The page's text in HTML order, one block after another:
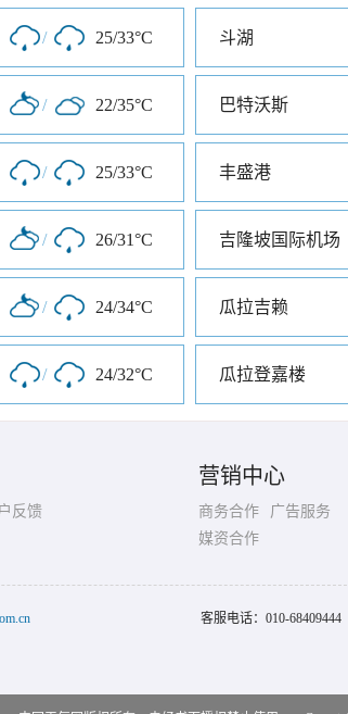
/ 25/33°C 斗湖
/ 22/35°C 巴特沃斯
/ 25/33°C 丰盛港
/ 26/31°C 吉隆坡国际机场
/ 24/34°C 瓜拉吉赖
/ 24/32°C 瓜拉登嘉楼
反馈
营销中心
商务合作
广告服务
媒资合作
客服电话： 010-68409444